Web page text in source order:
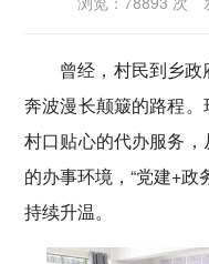
密
传
曾经，村民到乡
奔波漫长颠簸的路程
村口贴心的代办服务
的办事环境，“党建+
持续升温。